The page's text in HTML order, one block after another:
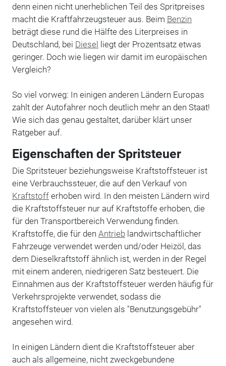
denn einen nicht unerheblichen Teil des Spritpreises
macht die Kraftfahrzeugsteuer aus. Beim Benzin
beträgt diese rund die Hälfte des Literpreises in
Deutschland, bei Diesel liegt der Prozentsatz etwas
geringer. Doch wie liegen wir damit im europäischen
Vergleich?
So viel vorweg: In einigen anderen Ländern Europas
zahlt der Autofahrer noch deutlich mehr an den Staat!
Wie sich das genau gestaltet, darüber klärt unser
Ratgeber auf.
Eigenschaften der Spritsteuer
Die Spritsteuer beziehungsweise Kraftstoffsteuer ist
eine Verbrauchssteuer, die auf den Verkauf von
Kraftstofferhoben wird. In den meisten Ländern wird
die Kraftstoffsteuer nur auf Kraftstoffe erhoben, die
für den Transportbereich Verwendung finden.
Kraftstoffe, die für den Antrieblandwirtschaftlicher
Fahrzeuge verwendet werden und/oder Heizöl, das
dem Dieselkraftstoff ähnlich ist, werden in der Regel
mit einem anderen, niedrigeren Satz besteuert. Die
Einnahmen aus der Kraftstoffsteuer werden häufig für
Verkehrsprojekte verwendet, sodass die
Kraftstoffsteuer von vielen als "Benutzungsgebühr"
angesehen wird.
In einigen Ländern dient die Kraftstoffsteuer aber
auch als allgemeine, nicht zweckgebundene